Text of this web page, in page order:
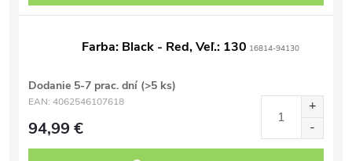
Farba: Black - Red, Veľ.: 130 16814-94130
Dodanie 5-7 prac. dní (>5 ks)
EAN: 4062546107618
94,99 €